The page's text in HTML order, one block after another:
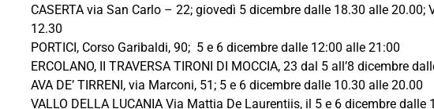
CASERTA via San Carlo – 22; giovedì 5 dicembre dalle 18.30 alle
12.30
PORTICI, Corso Garibaldi, 90; 5 e 6 dicembre dalle 12:00 alle 21:00
ERCOLANO, II TRAVERSA TIRONI DI MOCCIA, 23 dal 5 all’8 dicembre
AVA DE’ TIRRENI, via Marconi, 51; 5 e 6 dicembre dalle
VALLO DELLA LUCANIA Via Mattia De Laurentiis, il 5 e 6 dicembre